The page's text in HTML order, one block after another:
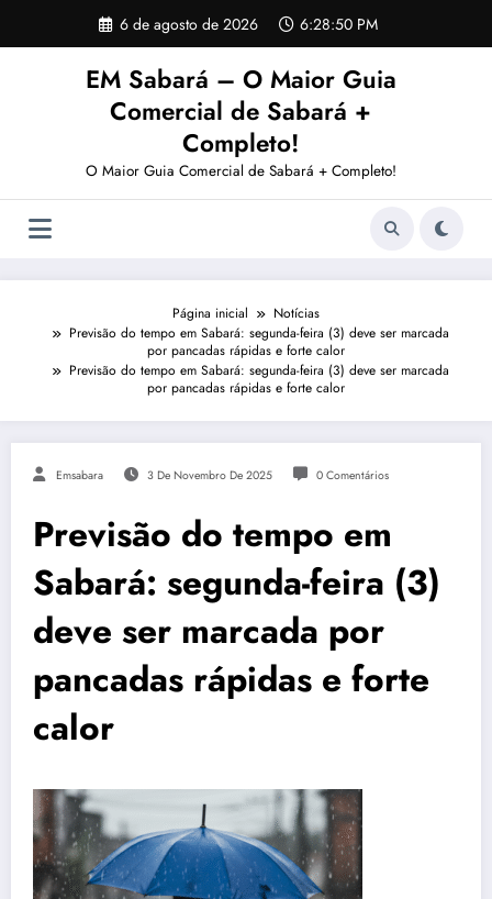
o
6 de agosto de 2026 6:28:50 PM
EM Sabará – O Maior Guia
Comercial de Sabará +
Completo!
O Maior Guia Comercial de Sabará + Completo!
Página inicial
Notícias
Previsão do tempo em Sabará: segunda-feira (3) deve ser marcada
por pancadas rápidas e forte calor
Previsão do tempo em Sabará: segunda-feira (3) deve ser marcada
por pancadas rápidas e forte calor
Emsabara 3 De Novembro De 2025 0 Comentários
Previsão do tempo em
Sabará: segunda-feira (3)
deve ser marcada por
pancadas rápidas e forte
calor